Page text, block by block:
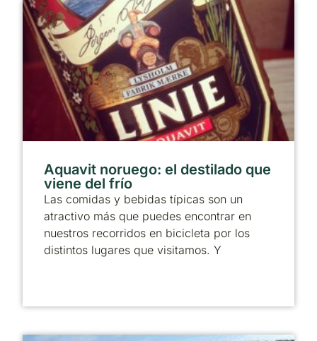
Aquavit noruego: el destilado que
viene del frío
Las comidas y bebidas típicas son un
atractivo más que puedes encontrar en
nuestros recorridos en bicicleta por los
distintos lugares que visitamos. Y